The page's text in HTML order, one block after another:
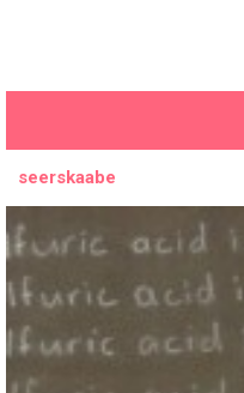
seerskaabe